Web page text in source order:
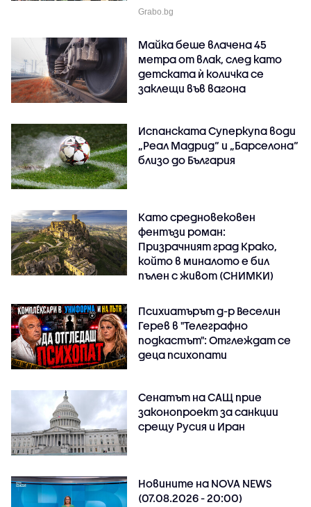
Grabo.bg
Майка беше влачена 45
метра от влак, след като
детската ѝ количка се
заклещи във вагона
Испанската Суперкупа води
„Реал Мадрид“ и „Барселона“
близо до България
Като средновековен
фентъзи роман:
Призрачният град Крако,
който в миналото е бил
пълен с живот (СНИМКИ)
Психиатърът д-р Веселин
Герев в "Телеграфно
подкастът": Отглеждат се
деца психопати
Сенатът на САЩ прие
законопроект за санкции
срещу Русия и Иран
Новините на NOVA NEWS
(07.08.2026 - 20:00)